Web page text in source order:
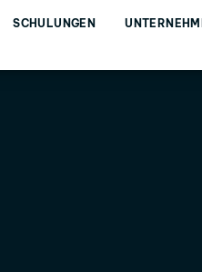
SCHULUNGEN